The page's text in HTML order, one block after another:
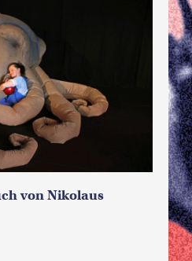
von Nikolaus